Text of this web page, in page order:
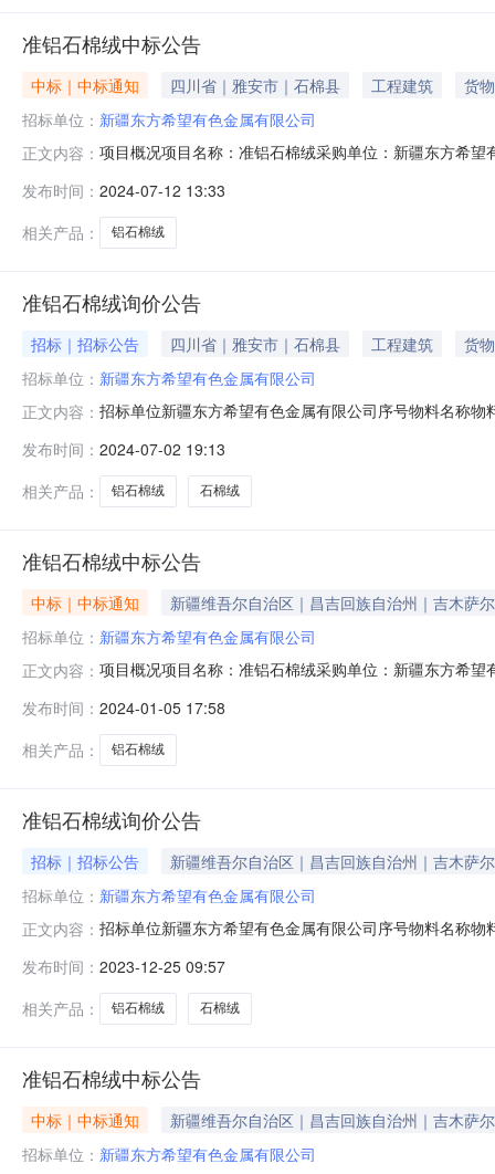
准铝石棉绒中标公告
中标｜中标通知 四川省｜雅安市｜石棉县 工程建筑
货物
招标单位： 新疆东方希望有色金属有限公司
正文内容： 项目概况项目名称：准铝石棉绒采购单位：新疆东方希
发布时间： 2024-07-12 13:33
相关产品：
铝石棉绒
准铝石棉绒询价公告
招标｜招标公告 四川省｜雅安市｜石棉县 工程建筑
货物
招标单位： 新疆东方希望有色金属有限公司
正文内容： 招标单位新疆东方希望有色金属有限公司序号物料名称
取中标、严重违约、重大安全、重大质量问题。特定资
联系人邮箱：zlcg@
发布时间： 2024-07-02 19:13
相关产品：
铝石棉绒 石棉绒
准铝石棉绒中标公告
中标｜中标通知
新疆维吾尔自治区｜昌吉回族自治州｜吉木萨
招标单位： 新疆东方希望有色金属有限公司
正文内容： 项目概况项目名称：准铝石棉绒采购单位：新疆东方希
发布时间： 2024-01-05 17:58
相关产品：
铝石棉绒
准铝石棉绒询价公告
招标｜招标公告
新疆维吾尔自治区｜昌吉回族自治州｜吉木萨
招标单位： 新疆东方希望有色金属有限公司
正文内容： 招标单位新疆东方希望有色金属有限公司序号物料名称
骗取中标、严重违约、重大安全、重大质量问题。特定
箱：zlcg@easthope.
发布时间： 2023-12-25 09:57
相关产品：
铝石棉绒 石棉绒
准铝石棉绒中标公告
中标｜中标通知
新疆维吾尔自治区｜昌吉回族自治州｜吉木萨
招标单位： 新疆东方希望有色金属有限公司